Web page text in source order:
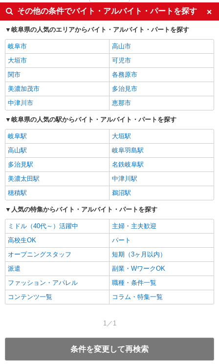
入出庫・商品管理・検品・検査 1,301円
食品製造・加工 1,300円
保育スタッフ・ベビーシッター・学童保育 1,300円
本巣市の他の職種の平均時給を見る
その他の条件でバイト・アルバイト・パートを探す
岐阜県の人気のエリアからバイト・アルバイト・パートを探す
岐阜市
高山市
大垣市
可児市
関市
各務原市
美濃加茂市
多治見市
中津川市
恵那市
岐阜県の人気の駅からバイト・アルバイト・パートを探す
岐阜駅
大垣駅
高山駅
岐阜羽島駅
多治見駅
名鉄岐阜駅
美濃太田駅
中津川駅
穂積駅
鵜沼駅
人気の特集からバイト・アルバイト・パートを探す
ミドル（40代～）活躍中
主婦・主夫歓迎
高校生OK
パート
オープニングスタッフ
短期（3ヶ月以内）
派遣
副業・WワークOK
ファッション・アパレル
職種・条件一覧
コンテンツ一覧
コラム・特集一覧
1／1
条件を変更して再検索